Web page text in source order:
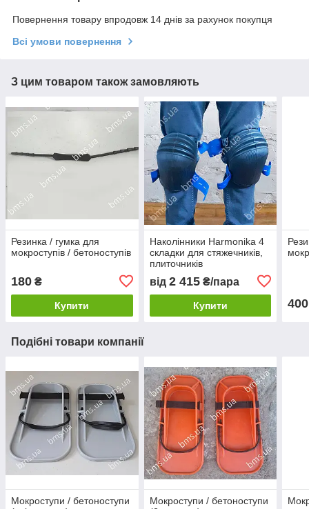
Повернення товару впродовж 14 днів за рахунок покупця
Всі умови повернення
З цим товаром також замовляють
Резинка / гумка для
мокроступів / бетоноступів
180 ₴
Купити
Наколінники Harmonika 4
складки для стяжечників,
плиточників
від 2 415₴/пара
Купити 400
Подібні товари компанії
Мокроступи / бетоноступи
Мокроступи / бетоноступи